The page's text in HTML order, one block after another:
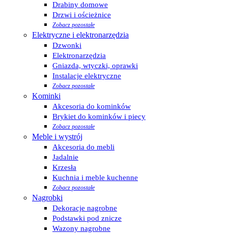
Drabiny domowe
Drzwi i ościeżnice
Zobacz pozostałe
Elektryczne i elektronarzędzia
Dzwonki
Elektronarzędzia
Gniazda, wtyczki, oprawki
Instalacje elektryczne
Zobacz pozostałe
Kominki
Akcesoria do kominków
Brykiet do kominków i piecy
Zobacz pozostałe
Meble i wystrój
Akcesoria do mebli
Jadalnie
Krzesła
Kuchnia i meble kuchenne
Zobacz pozostałe
Nagrobki
Dekoracje nagrobne
Podstawki pod znicze
Wazony nagrobne